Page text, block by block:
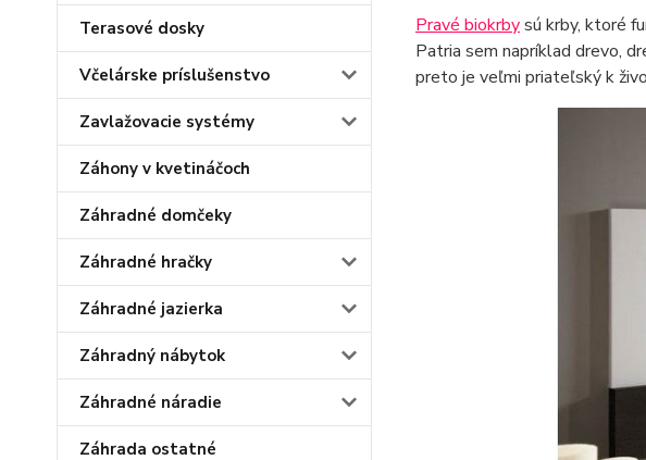
Terasové dosky
Včelárske príslušenstvo
Zavlažovacie systémy
Záhony v kvetináčoch
Záhradné domčeky
Záhradné hračky
Záhradné jazierka
Záhradný nábytok
Záhradné náradie
Záhrada ostatné
Pravé biokrbysú krby, ktoré
Patria sem napríklad drevo,
preto je veľmi priateľský k